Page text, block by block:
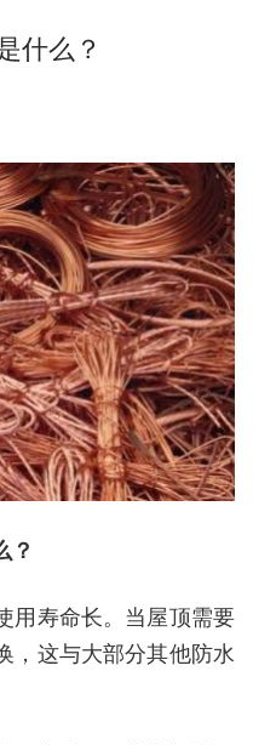
什么？
？
用寿命长。当屋顶需要
，这与大部分其他防水